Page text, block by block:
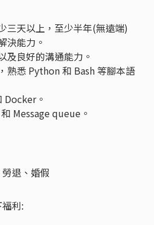
三天以上，至少半年(無遠端)
決能力。
及良好的溝通能力。
熟悉 Python 和 Bash 等腳本語
。
Message queue。
退、婚假
利: